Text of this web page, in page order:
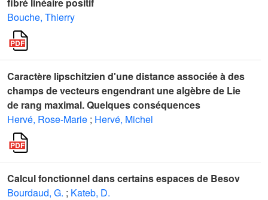
Bouche, Thierry
Caractère lipschitzien d'une distance associée à des
champs de vecteurs engendrant une algèbre de Lie
de rang maximal. Quelques conséquences
Hervé, Rose-Marie ; Hervé, Michel
Calcul fonctionnel dans certains espaces de Besov
Bourdaud, G. ; Kateb, D.